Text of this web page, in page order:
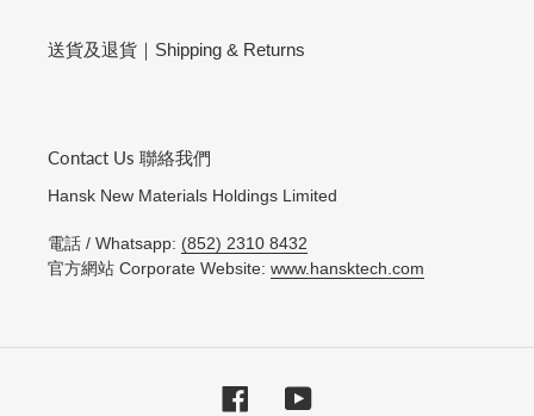
送貨及退貨｜Shipping & Returns
Contact Us 聯絡我們
Hansk New Materials Holdings Limited
電話 / Whatsapp: (852) 2310 8432
官方網站 Corporate Website: www.hansktech.com
FacebookYouTube